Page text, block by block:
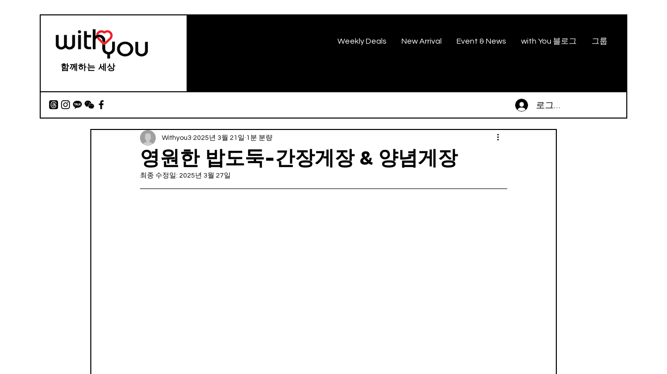
함께하는 세상
Weekly Deals New Arrival Event & News with You 블로그 그룹
로그인
영원한 밥도둑-간장게장 & 양념게장
Withyou3 2025년 3월 21일 1분 분량
최종 수정일: 2025년 3월 27일